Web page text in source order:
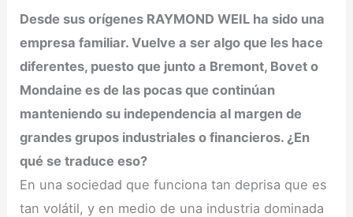
Desde sus orígenes RAYMOND WEIL ha sido una
empresa familiar. Vuelve a ser algo que les hace
diferentes, puesto que junto a Bremont, Bovet o
Mondaine es de las pocas que continúan
manteniendo su independencia al margen de
grandes grupos industriales o financieros. ¿En
qué se traduce eso?
En una sociedad que funciona tan deprisa que es
tan volátil, y en medio de una industria dominada